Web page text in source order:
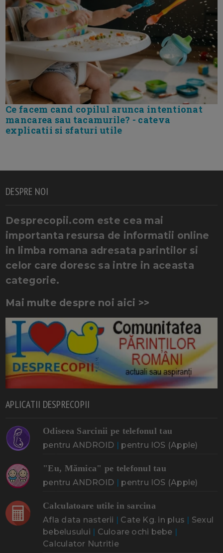
Ce facem cand copilul arunca intentionat
mancarea sau tacamurile? - cateva
explicatii si sfaturi utile
DESPRE NOI
Desprecopii.com este cea mai
importanta resursa de informatii online
in limba romana adresata parintilor si
celor care doresc sa intre in aceasta
categorie.
Mai multe despre noi aici >>
APLICATII DESPRECOPII
Odiseea Sarcinii pe telefonul tau
pentru ANDROID | pentru IOS (Apple)
"Eu, Mămica" pe telefonul tau
pentru ANDROID | pentru IOS (Apple)
Calculatoare utile in sarcina
Afla data nasterii | Cate Kg. in plus | Sexul
bebelusului | Culoare ochi bebe |
Calculator Nutritie